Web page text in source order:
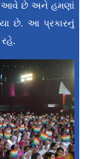
આવે છે અને હમણાં
છે. આ પ્રકારનું